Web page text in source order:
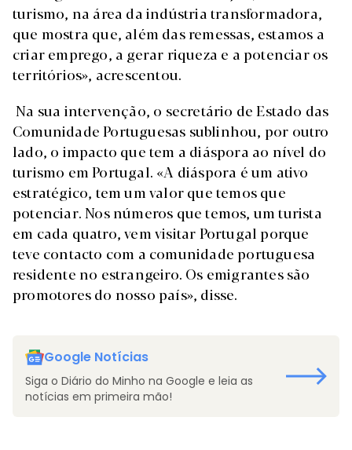
turismo, na área da indústria transformadora,
que mostra que, além das remessas, estamos a
criar emprego, a gerar riqueza e a potenciar os
territórios», acrescentou.
Na sua intervenção, o secretário de Estado das
Comunidade Portuguesas sublinhou, por outro
lado, o impacto que tem a diáspora ao nível do
turismo em Portugal. «A diáspora é um ativo
estratégico, tem um valor que temos que
potenciar. Nos números que temos, um turista
em cada quatro, vem visitar Portugal porque
teve contacto com a comunidade portuguesa
residente no estrangeiro. Os emigrantes são
promotores do nosso país», disse.
Google Notícias
Siga o Diário do Minho na Google e leia as
notícias em primeira mão!